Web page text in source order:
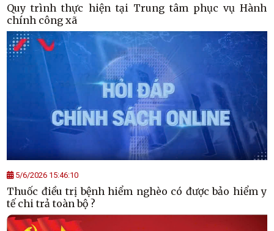
Quy trình thực hiện tại Trung tâm phục vụ Hành
chính công xã
5/6/2026 15:46:10
Thuốc điều trị bệnh hiểm nghèo có được bảo hiểm y
tế chi trả toàn bộ ?